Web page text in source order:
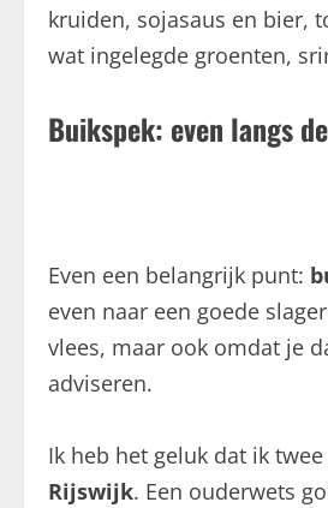
kruiden, sojasaus en bier,
wat ingelegde groenten,
Buikspek: even langs
Even een belangrijk punt:
even naar een goede
vlees, maar ook omdat je
adviseren.
Ik heb het geluk dat ik
Rijswijk. Een ouderwets